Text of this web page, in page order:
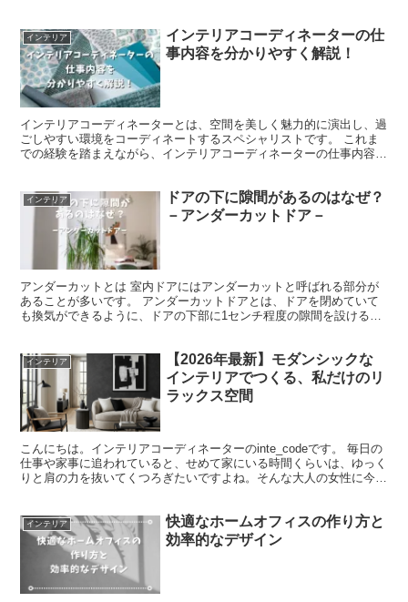
インテリア
インテリアコーディネーターの仕
事内容を分かりやすく解説！
インテリアコーディネーターとは、空間を美しく魅力的に演出し、過
ごしやすい環境をコーディネートするスペシャリストです。 これま
での経験を踏まえながら、インテリアコーディネーターの仕事内容に
インテリア
ドアの下に隙間があるのはなぜ？
－アンダーカットドア－
アンダーカットとは 室内ドアにはアンダーカットと呼ばれる部分が
あることが多いです。 アンダーカットドアとは、ドアを閉めていて
も換気ができるように、ドアの下部に1センチ程度の隙間を設けるて
インテリア
【2026年最新】モダンシックな
インテリアでつくる、私だけのリ
ラックス空間
こんにちは。インテリアコーディネーターのinte_codeです。 毎日の
仕事や家事に追われていると、せめて家にいる時間くらいは、ゆっく
りと肩の力を抜いてくつろぎたいですよね。そんな大人の女性に今一
インテリア
快適なホームオフィスの作り方と
効率的なデザイン